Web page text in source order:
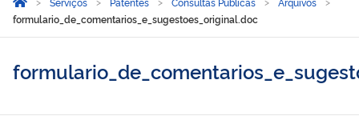
formulario_de_comentarios_e_sugestoes_original.doc